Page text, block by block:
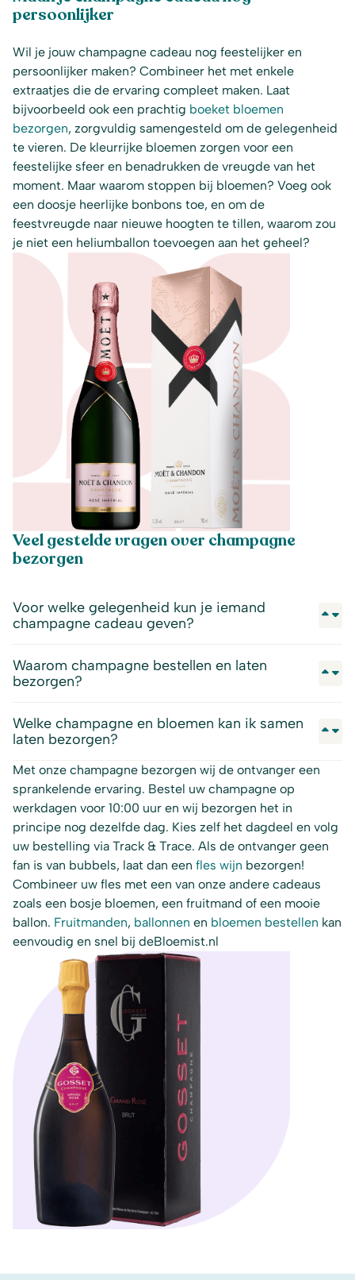
persoonlijker
Wil je jouw champagne cadeau nog feestelijker en
persoonlijker maken? Combineer het met enkele
extraatjes die de ervaring compleet maken. Laat
bijvoorbeeld ook een prachtig boeket bloemen
bezorgen, zorgvuldig samengesteld om de gelegenheid
te vieren. De kleurrijke bloemen zorgen voor een
feestelijke sfeer en benadrukken de vreugde van het
moment. Maar waarom stoppen bij bloemen? Voeg ook
een doosje heerlijke bonbons toe, en om de
feestvreugde naar nieuwe hoogten te tillen, waarom zou
je niet een heliumballon toevoegen aan het geheel?
Veel gestelde vragen over champagne
bezorgen
Voor welke gelegenheid kun je iemand
champagne cadeau geven?
Waarom champagne bestellen en laten
bezorgen?
Welke champagne en bloemen kan ik samen
laten bezorgen?
Met onze champagne bezorgen wij de ontvanger een
sprankelende ervaring. Bestel uw champagne op
werkdagen voor 10:00 uur en wij bezorgen het in
principe nog dezelfde dag. Kies zelf het dagdeel en volg
uw bestelling via Track & Trace. Als de ontvanger geen
fan is van bubbels, laat dan een fles wijn bezorgen!
Combineer uw fles met een van onze andere cadeaus
zoals een bosje bloemen, een fruitmand of een mooie
ballon. Fruitmanden, ballonnen en bloemen bestellen kan
eenvoudig en snel bij deBloemist.nl